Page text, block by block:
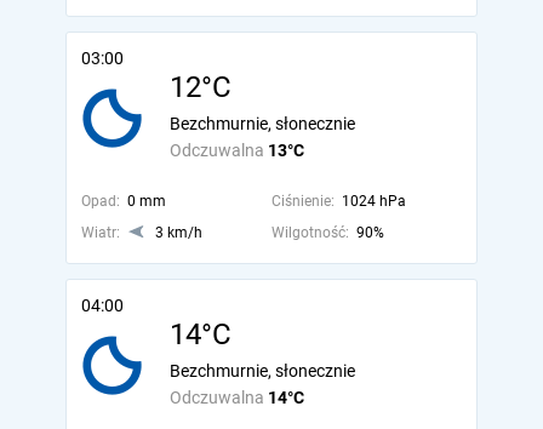
03:00
12°C
Odczuwalna 13°C
Bezchmurnie, słonecznie
Opad: 0 mm Ciśnienie: 1024 hPa
Wiatr:
3 km/h Wilgotność: 90%
04:00
14°C
Odczuwalna 14°C
Bezchmurnie, słonecznie